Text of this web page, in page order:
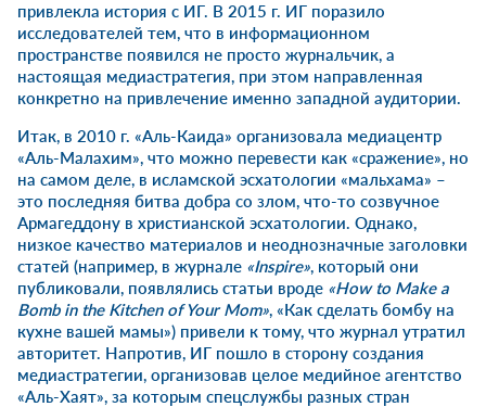
привлекла история с ИГ. В 2015 г. ИГ поразило
исследователей тем, что в информационном
пространстве появился не просто журнальчик, а
настоящая медиастратегия, при этом направленная
конкретно на привлечение именно западной аудитории.
Итак, в 2010 г. «Аль-Каида» организовала медиацентр
«Аль-Малахим», что можно перевести как «сражение», но
на самом деле, в исламской эсхатологии «мальхама» –
это последняя битва добра со злом, что-то созвучное
Армагеддону в христианской эсхатологии. Однако,
низкое качество материалов и неоднозначные заголовки
статей (например, в журнале «Inspire», который они
публиковали, появлялись статьи вроде «Howto Makea
Bomb in the Kitchen ofYourMom», «Как сделать бомбу на
кухне вашей мамы») привели к тому, что журнал утратил
авторитет. Напротив, ИГ пошло в сторону создания
медиастратегии, организовав целое медийное агентство
«Аль-Хаят», за которым спецслужбы разных стран